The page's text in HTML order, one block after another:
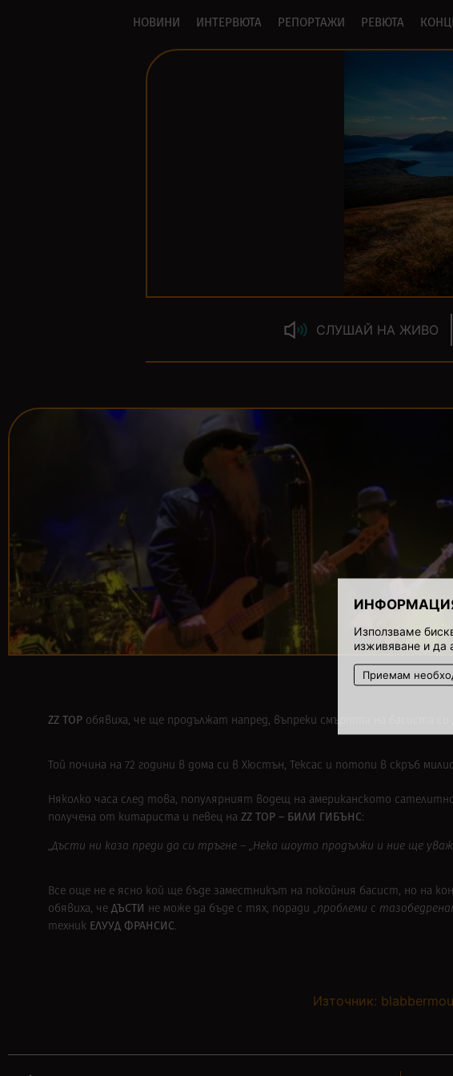
Използваме
изживяване и да
Приемам
НОВИНИ ИНТЕРВЮТА РЕПОРТАЖИ РЕВЮТА
СЛУШАЙ НА ЖИВО
ZZ TOP обявиха, че ще продължат напред, въпреки смъртта на басиста си
Той почина на 72 години в дома си в Хюстън, Тексас и потопи в скръб
Няколко часа след това, популярният водещ на американското
получена от китариста и певец на ZZ TOP – БИЛИ ГИБЪНС:
„Дъсти ни каза преди да си тръгне – „Нека шоуто продължи и ние ще
Все още не е ясно кой ще бъде заместникът на покойния басист, но на
обявиха, че ДЪСТИ не може да бъде с тях, поради „проблеми с
техник ЕЛУУД ФРАНСИС.
Източник: